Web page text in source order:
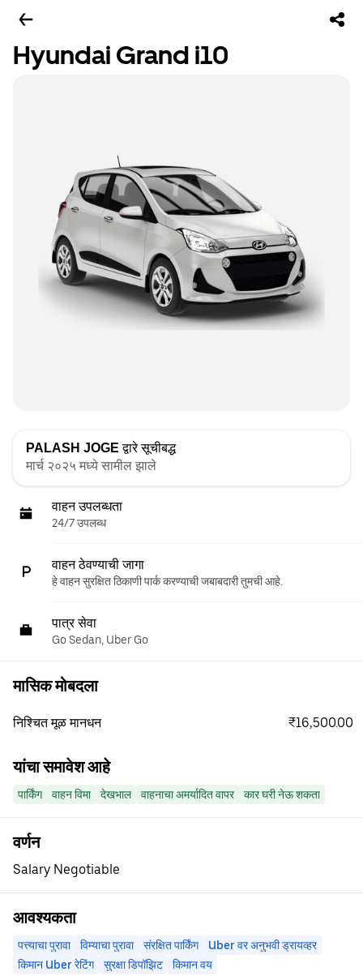
Hyundai Grand i10
PALASH JOGE द्वारे सूचीबद्ध
मार्च २०२५ मध्ये सामील झाले
वाहन उपलब्धता
24/7 उपलब्ध
वाहन ठेवण्याची जागा
हे वाहन सुरक्षित ठिकाणी पार्क करण्याची जबाबदारी तुमची आहे.
पात्र सेवा
Go Sedan, Uber Go
मासिक मोबदला
निश्चित मूळ मानधन ₹16,500.00
यांचा समावेश आहे
पार्किंग वाहन विमा देखभाल वाहनाचा अमर्यादित वापर कार घरी नेऊ शकता
वर्णन
Salary Negotiable
आवश्यकता
पत्त्याचा पुरावा विम्याचा पुरावा संरक्षित पार्किंग
Uber वर अनुभवी ड्रायव्हर
किमान Uber रेटिंग
सुरक्षा डिपॉझिट किमान वय